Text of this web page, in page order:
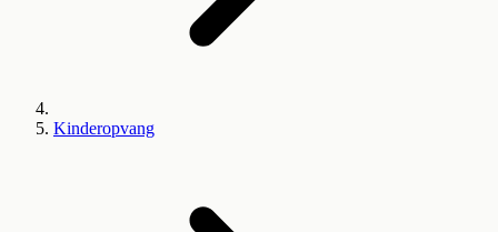
Kinderopvang